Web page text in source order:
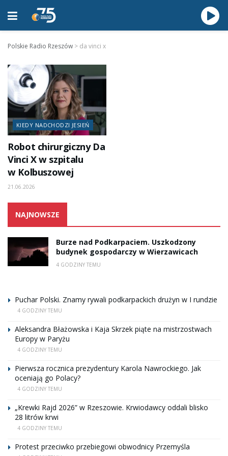
Polskie Radio Rzeszów > da vinci x
KIEDY NADCHODZI JESIEŃ
Robot chirurgiczny Da
Vinci X w szpitalu
w Kolbuszowej
21.06.2026
NAJNOWSZE
Burze nad Podkarpaciem. Uszkodzony
budynek gospodarczy w Wierzawicach
4 GODZINY TEMU
Puchar Polski. Znamy rywali podkarpackich drużyn w I rundzie
4 GODZINY TEMU
Aleksandra Błażowska i Kaja Skrzek piąte na mistrzostwach
Europy w Paryżu
4 GODZINY TEMU
Pierwsza rocznica prezydentury Karola Nawrockiego. Jak
oceniają go Polacy?
4 GODZINY TEMU
„Krewki Rajd 2026” w Rzeszowie. Krwiodawcy oddali blisko
28 litrów krwi
4 GODZINY TEMU
Protest przeciwko przebiegowi obwodnicy Przemyśla